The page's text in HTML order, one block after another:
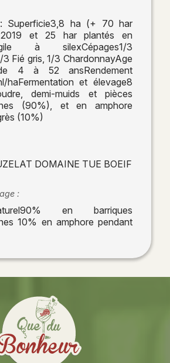
Superficie3,8 ha (+ 70 har
et 25 har plantés en
à silexCépages1/3
3 Fié gris, 1/3 ChardonnayAge
4 à 52 ansRendement
haFermentation et élevage8
demi-muids et pièces
(90%), et en amphore
(10%)
DOMAINE TUE BOEIF
:
en barriques
10% en amphore pendant